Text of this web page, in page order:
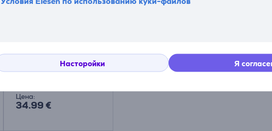
Насторойки Я
черный -
Беспроводная мышь
Цена:
34.99 €